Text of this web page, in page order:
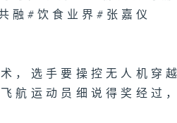
融#饮食业界#张嘉仪
，选手要操控无人机穿
航运动员细说得奖经过